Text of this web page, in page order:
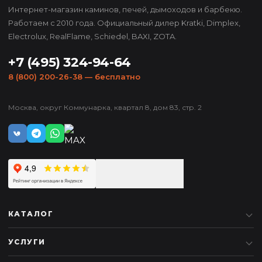
Интернет-магазин каминов, печей, дымоходов и барбекю.
Работаем с 2010 года. Официальный дилер Kratki, Dimplex,
Electrolux, RealFlame, Schiedel, BAXI, ZOTA.
+7 (495) 324-94-64
8 (800) 200-26-38 — бесплатно
Москва, округ Коммунарка, квартал 8, дом 83, стр. 2
КАТАЛОГ
УСЛУГИ